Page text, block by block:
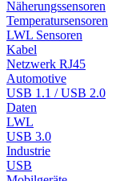
Näherungssensoren
Temperatursensoren
LWL Sensoren
Kabel
Netzwerk RJ45
Automotive
USB 1.1 / USB 2.0
Daten
LWL
USB 3.0
Industrie
USB